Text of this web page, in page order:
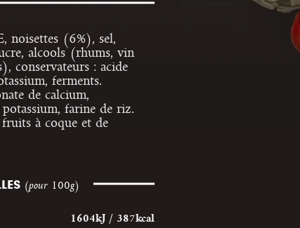
noisettes (6%), sel,
alcools (rhums, vin
conservateurs : acide
ferments.
de calcium,
farine de riz.
fruits à coque et de
(pour 100g)
1604kJ / 387kcal